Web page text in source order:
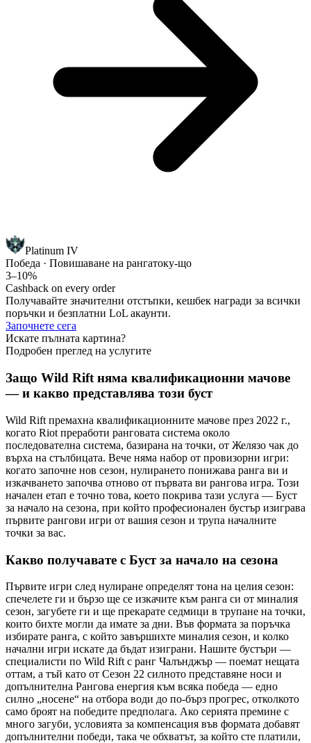
Platinum IV
Победа · Повишаване на рангатоку-що
3–10%
Cashback on every order
Получавайте значителни отстъпки, кешбек награди за всички
поръчки и безплатни LoL акаунти.
Започнете сега
Искате пълната картина?
Подробен преглед на услугите
Защо Wild Rift няма квалификационни мачове
— и какво представлява този буст
Wild Rift премахна квалификационните мачове през 2022 г.,
когато Riot преработи ранговата система около
последователна система, базирана на точки, от Желязо чак до
върха на стълбицата. Вече няма набор от провизорни игри:
когато започне нов сезон, нулирането понижава ранга ви и
изкачването започва отново от първата ви рангова игра. Този
начален етап е точно това, което покрива тази услуга — Буст
за начало на сезона, при който професионален бустър изиграва
първите рангови игри от вашия сезон и трупа началните
точки за вас.
Какво получавате с Буст за начало на сезона
Първите игри след нулиране определят тона на целия сезон:
спечелете ги и бързо ще се изкачите към ранга си от миналия
сезон, загубете ги и ще прекарате седмици в трупане на точки,
които бихте могли да имате за дни. Във формата за поръчка
избирате ранга, с който завършихте миналия сезон, и колко
начални игри искате да бъдат изиграни. Нашите бустъри —
специалисти по Wild Rift с ранг Чалънджър — поемат нещата
оттам, а тъй като от Сезон 22 силното представяне носи и
допълнителна Рангова енергия към всяка победа — едно
силно „носене“ на отбора води до по-бърз прогрес, отколкото
само броят на победите предполага. Ако серията премине с
много загуби, условията за компенсация във формата добавят
допълнителни победи, така че обхватът, за който сте платили,